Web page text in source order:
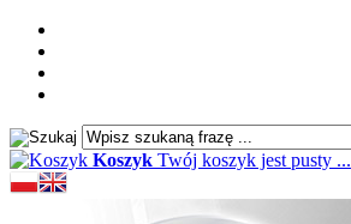
Koszyk Twój koszyk jest pusty ...